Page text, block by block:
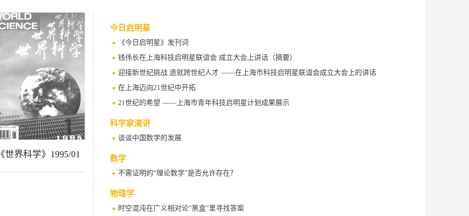
《世界科学》1995/01
今日启明星
《今日启明星》发刊词
钱伟长在上海科技启明星联谊会 成立大会上讲话（摘要）
迎接新世纪挑战 造就跨世纪人才 ——在上海市科技启明星联谊会成立大会上的讲话
在上海迈向21世纪中开拓
21世纪的希望 ——上海市青年科技启明星计划成果展示
科学家演讲
谈谈中国数学的发展
数学
不需证明的“理论数学”是否允许存在？
物理学
时空混沌在广义相对论“黑盒”里寻找答案